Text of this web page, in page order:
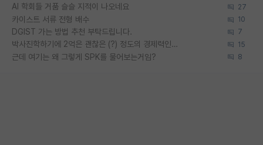
AI 학회들 거품 슬슬 지적이 나오네요 27
카이스트 서류 전형 배수 10
DGIST 가는 방법 추천 부탁드립니다. 7
박사진학하기에 2억은 괜찮은 (?) 정도의 경제력인가요 15
근데 여기는 왜 그렇게 SPK를 물어보는거임? 8